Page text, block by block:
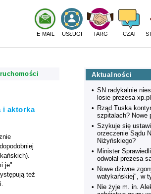
E-MAIL USŁUGI TARG CZAT
Aktualności
• SN radykalnie
losie prezesa
• Rząd Tuska
szpitalach? Nowe
• Szykuje się
orzeczenie Sądu
Niżyńskiego?
• Minister
odwołał prezesa
• Nowe dziwne
watykańskiej", w
• Nie żyje m. in.
i aktorka
je"
też